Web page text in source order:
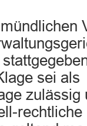
sei als
zulässig
rechtliche